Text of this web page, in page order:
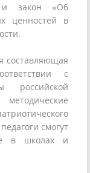
и закон «Об
ценностей в
составляющая
с
российской
смогут
в школах и